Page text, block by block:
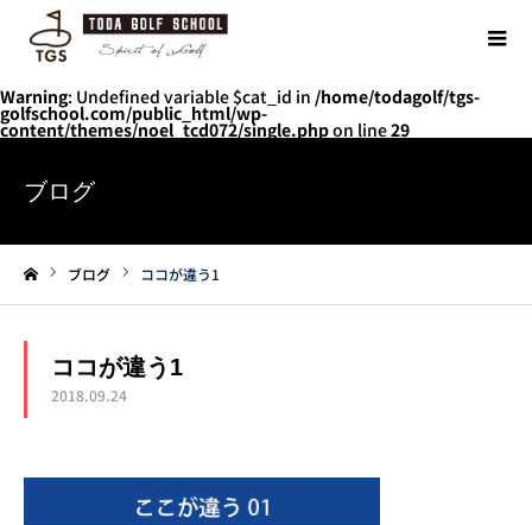
Warning: Undefined variable $cat_id in /home/todagolf/tgs-
golfschool.com/public_html/wp-
content/themes/noel_tcd072/single.phpon line29
ブログ
ブログ ココが違う1
ココが違う1
2018.09.24